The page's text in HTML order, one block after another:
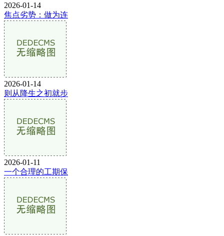
2026-01-14
焦点劣势：做为连
2026-01-14
则从降生之初就步
2026-01-11
一个合理的工期保